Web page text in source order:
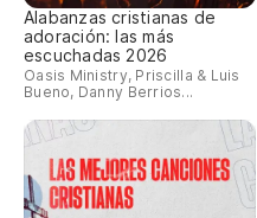
Alabanzas cristianas de
adoración: las más
escuchadas 2026
Oasis Ministry, Priscilla & Luis
Bueno, Danny Berrios...